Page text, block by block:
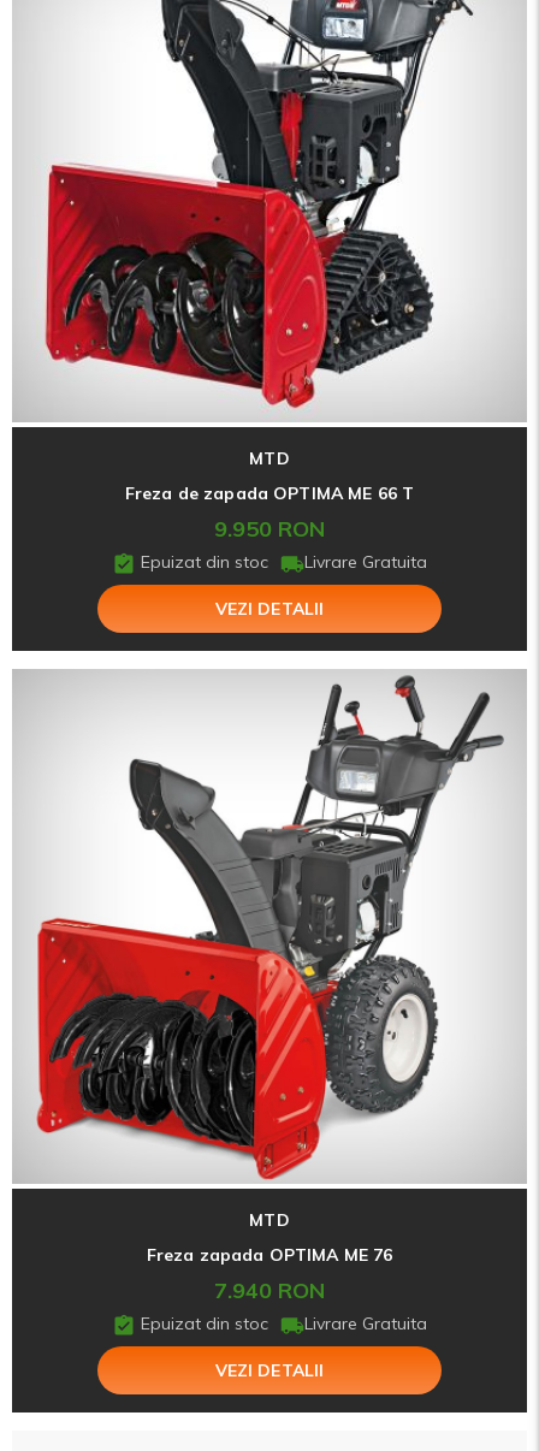
MTD
Freza de zapada OPTIMA ME 66 T
9.950 RON
Epuizat din stoc Livrare Gratuita
VEZI DETALII
MTD
Freza zapada OPTIMA ME 76
7.940 RON
Epuizat din stoc Livrare Gratuita
VEZI DETALII